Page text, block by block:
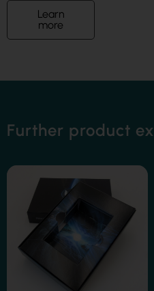
Learn
more
Further product